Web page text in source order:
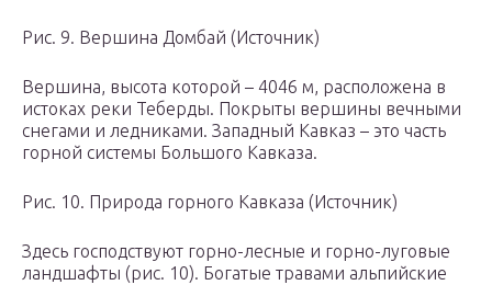
Рис. 9. Вершина Домбай (Источник)
Вершина, высота которой – 4046 м, расположена в
истоках реки Теберды. Покрыты вершины вечными
снегами и ледниками. Западный Кавказ – это часть
горной системы Большого Кавказа.
Рис. 10. Природа горного Кавказа (Источник)
Здесь господствуют горно-лесные и горно-луговые
ландшафты (рис. 10). Богатые травами альпийские